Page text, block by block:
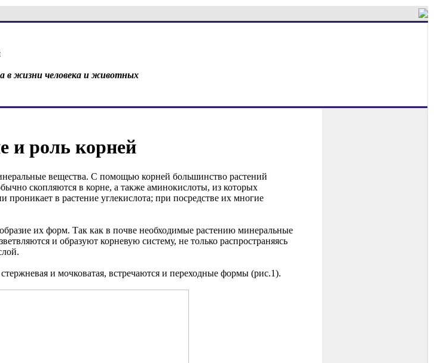
в жизни человека и животных
и роль корней
вещества. С помощью корней большинство растений
скопляются в корне, а также аминокислоты, из которых
проникает в растение углекислота; при посредстве их многие
их форм. Так как в почве необходимые растению минеральные
и образуют корневую систему, не только распространяясь
и мочковатая, встречаются и переходные формы (рис.1).